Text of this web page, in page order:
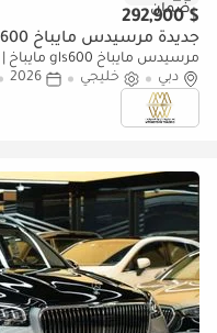
$ 292,900
جديدة مرسيدس مايباخ gls600 مايباخ
Crystal White
دبي خليجي 2026